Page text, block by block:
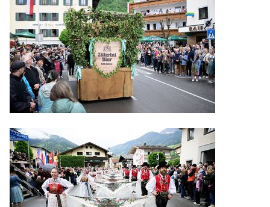
FESTINFOS
Preise
Übersicht Festgelände
Reservierung
Unterkünfte
Zell am Ziller
Shuttle- und Zubringerbusse
Gauder Taxi
Zeltplan